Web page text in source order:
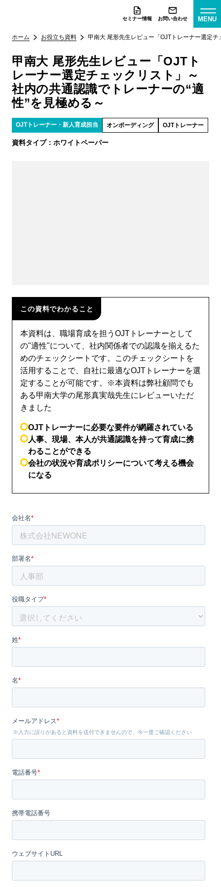
セミナー情報 お問い合わせ MENU
ホーム お役立ち資料 甲南大 尾形先生レビュー「OJTトレーナー選定
甲南大 尾形先生レビュー「OJTト
レーナー選定チェックリスト」～
社内の共通認識でトレーナーの“適
性”を見極める～
OJTトレーナー・新人育成担当 オンボーディング OJTトレーナー
資料タイプ： ホワイトペーパー
この資料でわかること
本資料は、職場育成を担うOJTトレーナーとして
の"適性"について、社内関係者での認識を揃えるた
めのチェックシートです。このチェックシートを
活用することで、自社に最適なOJTトレーナーを選
定することが可能です。※本資料は弊社顧問でも
ある甲南大学の尾形真実哉先生にレビューいただ
きました
OJTトレーナーに必要な要件が網羅されている
人事、現場、本人が共通認識を持って育成に携
わることができる
会社の状況や育成ポリシーについて考える機会
になる